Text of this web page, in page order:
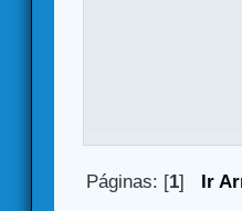
Páginas: [1] Ir